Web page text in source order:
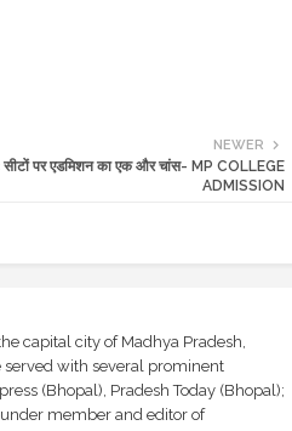
NEWER
पर एडमिशन का एक और चांस- MP COLLEGE
ADMISSION
capital city of Madhya Pradesh,
served with several prominent
(Bhopal), Pradesh Today (Bhopal);
member and editor of